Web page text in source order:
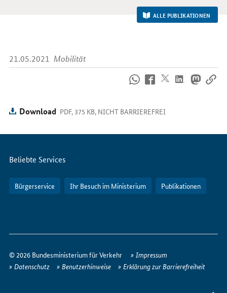
ALLE PUBLIKATIONEN
21.05.2021 Mobilität
uns
im
Download PDF, 375 KB, NICHT BARRIEREFREI
Servicemenü
Beliebte Services
Bürgerservice Ihr Besuch im Ministerium Publikationen
erreichen
Sie
© 2026 Bundesministerium für Verkehr
Impressum
Datenschutz
Benutzerhinweise Erklärung zur Barrierefreiheit